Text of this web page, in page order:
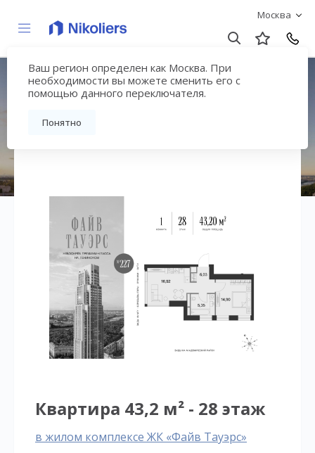
Москва
Ваш регион определен как Москва. При
необходимости вы можете сменить его с
помощью данного переключателя.
Понятно
ЖК «Файв Тауэрс»
Вернуться на страницу жилого комплекса
Квартира 43,2 м² - 28 этаж
в жилом комплексе ЖК «Файв Тауэрс»